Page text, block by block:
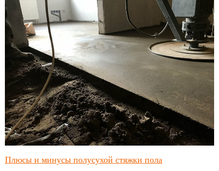
Плюсы и минусы полусухой стяжки пола